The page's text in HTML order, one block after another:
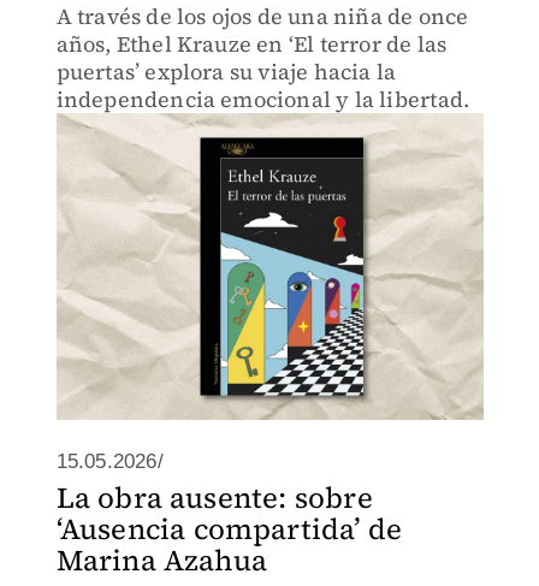
A través de los ojos de una niña de once
años, Ethel Krauze en ‘El terror de las
puertas’ explora su viaje hacia la
independencia emocional y la libertad.
15.05.2026/
La obra ausente: sobre
‘Ausencia compartida’ de
Marina Azahua